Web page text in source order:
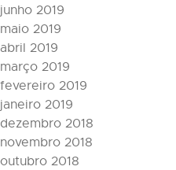
junho 2019
maio 2019
abril 2019
março 2019
fevereiro 2019
janeiro 2019
dezembro 2018
novembro 2018
outubro 2018